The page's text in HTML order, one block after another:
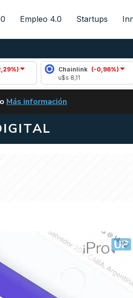
Empleo 4.0 Startups
Chainlink (-0,96%)
VUELVE EL CARRY TRADE DE
Más información